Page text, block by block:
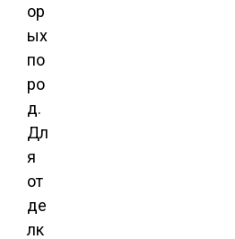
ор
ых
по
ро
д.
Дл
я
от
де
лк